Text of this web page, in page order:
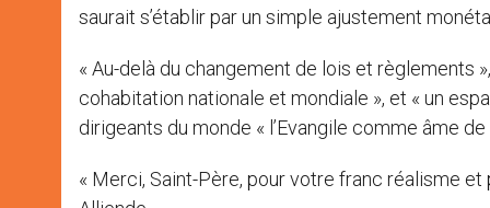
saurait s’établir par un simple ajustement
« Au-delà du changement de lois et règlements
cohabitation nationale et mondiale », et « un
dirigeants du monde « l’Evangile comme âme
« Merci, Saint-Père, pour votre franc réalisme